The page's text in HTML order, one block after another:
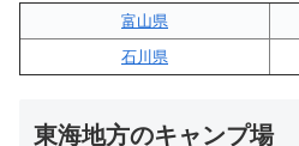
富山県
石川県
東海地方のキャンプ場